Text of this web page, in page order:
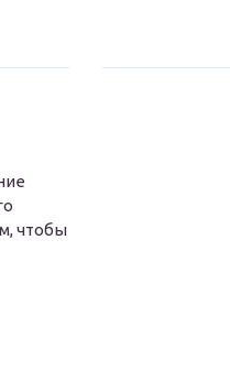
чтобы